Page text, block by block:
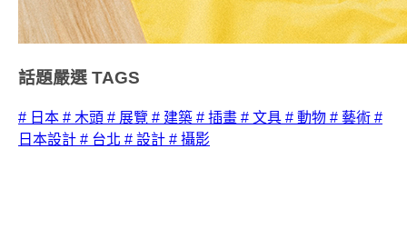
話題嚴選 TAGS
# 日本 # 木頭 # 展覽 # 建築 # 插畫 # 文具 # 動物 # 藝術 #
日本設計 # 台北 # 設計 # 攝影